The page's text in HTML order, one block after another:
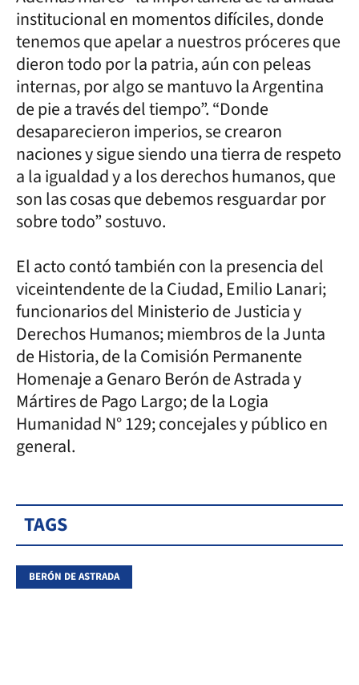
institucional en momentos difíciles, donde
tenemos que apelar a nuestros próceres que
dieron todo por la patria, aún con peleas
internas, por algo se mantuvo la Argentina
de pie a través del tiempo”. “Donde
desaparecieron imperios, se crearon
naciones y sigue siendo una tierra de respeto
a la igualdad y a los derechos humanos, que
son las cosas que debemos resguardar por
sobre todo” sostuvo.
El acto contó también con la presencia del
viceintendente de la Ciudad, Emilio Lanari;
funcionarios del Ministerio de Justicia y
Derechos Humanos; miembros de la Junta
de Historia, de la Comisión Permanente
Homenaje a Genaro Berón de Astrada y
Mártires de Pago Largo; de la Logia
Humanidad N° 129; concejales y público en
general.
TAGS
BERÓN DE ASTRADA